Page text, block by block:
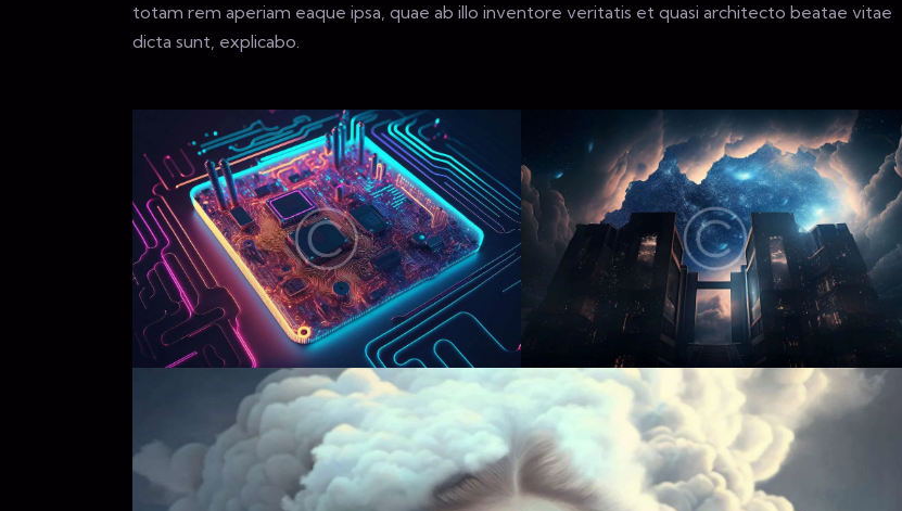
totam rem aperiam eaque ipsa, quae ab illo inventore veritatis et quasi architecto beatae vitae
dicta sunt, explicabo.